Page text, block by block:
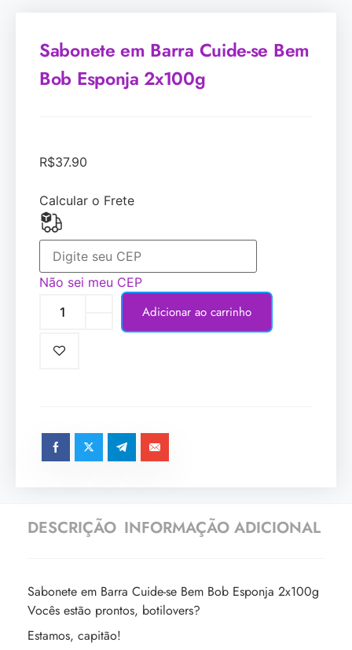
Sabonete em Barra Cuide-se Bem
Bob Esponja 2x100g
R$37.90
Calcular o Frete
Não sei meu CEP
Adicionar ao carrinho
DESCRIÇÃO INFORMAÇÃO ADICIONAL
Sabonete em Barra Cuide-se Bem Bob Esponja 2x100g
Vocês estão prontos, botilovers?
Estamos, capitão!